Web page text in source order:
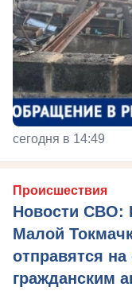
сегодня в 14:49
Происшествия
Новости СВО:
Малой
отправятся
гражданским